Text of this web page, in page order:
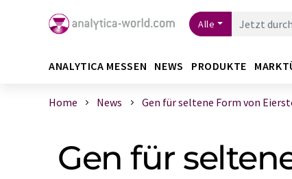
Alle
ANALYTICA MESSEN NEWS PRODUKTE
Home News Gen für seltene Form von
Gen für